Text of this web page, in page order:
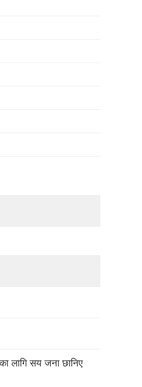
लागि सय जना छानिए